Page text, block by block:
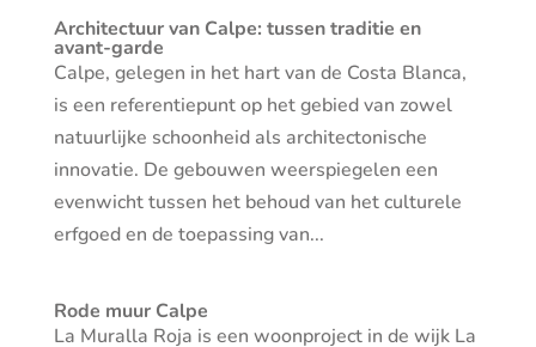
Architectuur van Calpe: tussen traditie en
avant-garde
Calpe, gelegen in het hart van de Costa Blanca,
is een referentiepunt op het gebied van zowel
natuurlijke schoonheid als architectonische
innovatie. De gebouwen weerspiegelen een
evenwicht tussen het behoud van het culturele
erfgoed en de toepassing van...
Rode muur Calpe
La Muralla Roja is een woonproject in de wijk La